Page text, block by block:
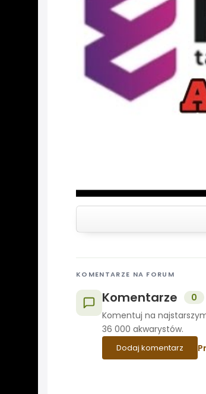
KOMENTARZE NA FORUM
Komentarze
0
Komentuj na
36 000 akwarystów.
Dodaj komentarz